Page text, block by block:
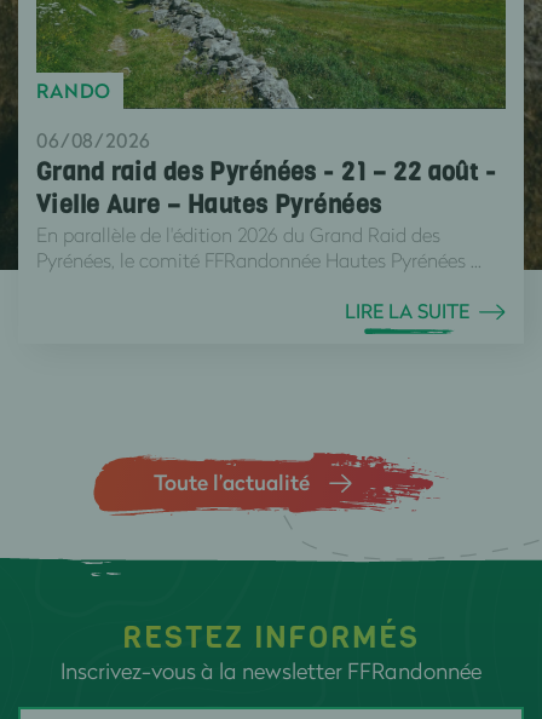
RANDO
06/08/2026
Grand raid des Pyrénées - 21 – 22 août -
Vielle Aure – Hautes Pyrénées
En parallèle de l'édition 2026 du Grand Raid des
Pyrénées, le comité FFRandonnée Hautes Pyrénées ...
LIRE LA SUITE
Toute l’actualité
RESTEZ INFORMÉS
Inscrivez-vous à la newsletter FFRandonnée